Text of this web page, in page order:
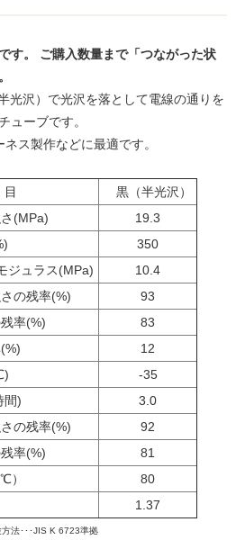
す。 ご購入数量まで「つながった状
光沢）で光沢を落として電線の通りを
ューブです。
ス製作などに最適です。
黒（半光沢）
(MPa)
19.3
350
ジュラス(MPa)
10.4
の残率(%)
93
率(%)
83
12
-35
間)
3.0
の残率(%)
92
率(%)
81
）
80
1.37
法･･･JIS K 6723準拠